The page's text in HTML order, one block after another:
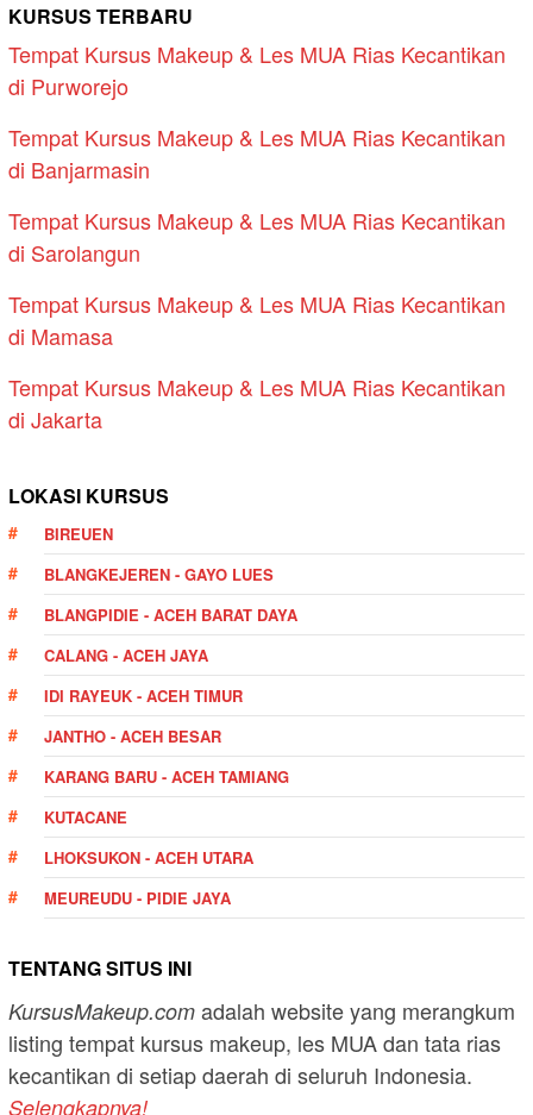
KURSUS TERBARU
Tempat Kursus Makeup & Les MUA Rias Kecantikan
di Purworejo
Tempat Kursus Makeup & Les MUA Rias Kecantikan
di Banjarmasin
Tempat Kursus Makeup & Les MUA Rias Kecantikan
di Sarolangun
Tempat Kursus Makeup & Les MUA Rias Kecantikan
di Mamasa
Tempat Kursus Makeup & Les MUA Rias Kecantikan
di Jakarta
LOKASI KURSUS
BIREUEN
BLANGKEJEREN - GAYO LUES
BLANGPIDIE - ACEH BARAT DAYA
CALANG - ACEH JAYA
IDI RAYEUK - ACEH TIMUR
JANTHO - ACEH BESAR
KARANG BARU - ACEH TAMIANG
KUTACANE
LHOKSUKON - ACEH UTARA
MEUREUDU - PIDIE JAYA
TENTANG SITUS INI
KursusMakeup.com adalah website yang merangkum
listing tempat kursus makeup, les MUA dan tata rias
kecantikan di setiap daerah di seluruh Indonesia.
Selengkapnya!